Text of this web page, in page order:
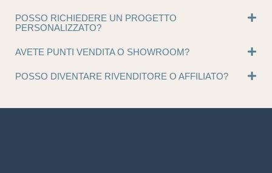
POSSO RICHIEDERE UN PROGETTO
PERSONALIZZATO?
AVETE PUNTI VENDITA O SHOWROOM?
POSSO DIVENTARE RIVENDITORE O AFFILIATO?